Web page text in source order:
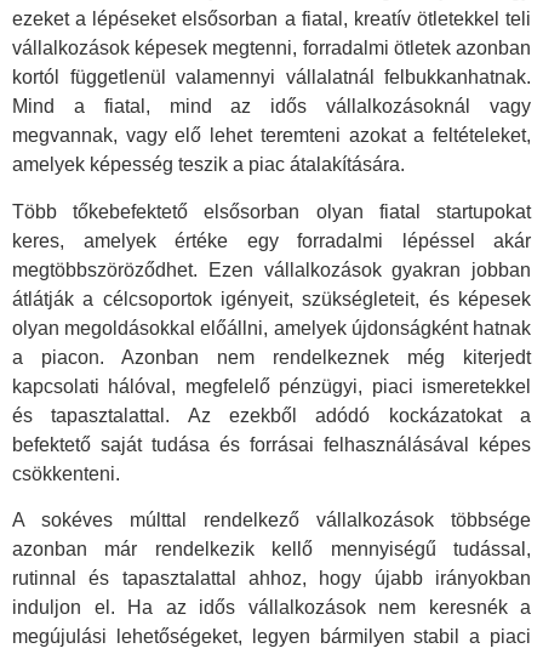
ezeket a lépéseket elsősorban a fiatal, kreatív ötletekkel teli
vállalkozások képesek megtenni, forradalmi ötletek azonban
kortól függetlenül valamennyi vállalatnál felbukkanhatnak.
Mind a fiatal, mind az idős vállalkozásoknál vagy
megvannak, vagy elő lehet teremteni azokat a feltételeket,
amelyek képesség teszik a piac átalakítására.
Több tőkebefektető elsősorban olyan fiatal startupokat
keres, amelyek értéke egy forradalmi lépéssel akár
megtöbbszöröződhet. Ezen vállalkozások gyakran jobban
átlátják a célcsoportok igényeit, szükségleteit, és képesek
olyan megoldásokkal előállni, amelyek újdonságként hatnak
a piacon. Azonban nem rendelkeznek még kiterjedt
kapcsolati hálóval, megfelelő pénzügyi, piaci ismeretekkel
és tapasztalattal. Az ezekből adódó kockázatokat a
befektető saját tudása és forrásai felhasználásával képes
csökkenteni.
A sokéves múlttal rendelkező vállalkozások többsége
azonban már rendelkezik kellő mennyiségű tudással,
rutinnal és tapasztalattal ahhoz, hogy újabb irányokban
induljon el. Ha az idős vállalkozások nem keresnék a
megújulási lehetőségeket, legyen bármilyen stabil a piaci